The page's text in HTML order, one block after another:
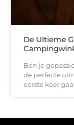
De Ultieme
Ben je
de perfecte
eerste keer